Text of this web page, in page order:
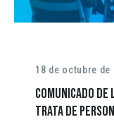
18 de octubre de
Comunicado
trata de